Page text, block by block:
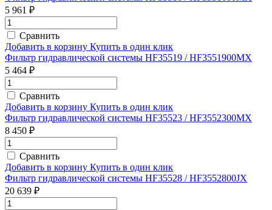
5 961 ₽
Сравнить
Добавить в корзину Купить в один клик
Фильтр гидравлической системы HF35519 / HF3551900MX
5 464 ₽
Сравнить
Добавить в корзину Купить в один клик
Фильтр гидравлической системы HF35523 / HF3552300MX
8 450 ₽
Сравнить
Добавить в корзину Купить в один клик
Фильтр гидравлической системы HF35528 / HF3552800JX
20 639 ₽